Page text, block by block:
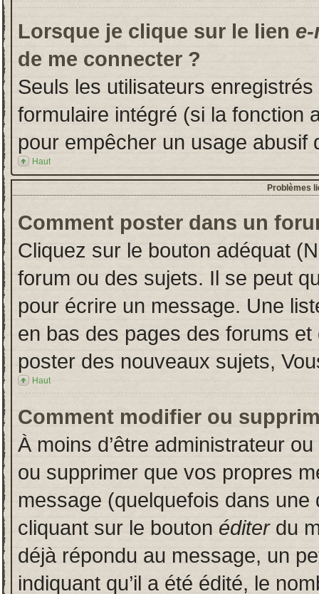
Lorsque je clique sur le lien
de me connecter ?
Seuls les utilisateurs
formulaire intégré (si la fonction
pour empêcher un usage abusif
Haut
Problèmes
Comment poster dans un
Cliquez sur le bouton adéquat
forum ou des sujets. Il se peut
pour écrire un message. Une
en bas des pages des forums
poster des nouveaux sujets,
Haut
Comment modifier ou
À moins d’être administrateur
ou supprimer que vos propres
message (quelquefois dans
cliquant sur le bouton éditerdu
déjà répondu au message, un
indiquant qu’il a été édité, le